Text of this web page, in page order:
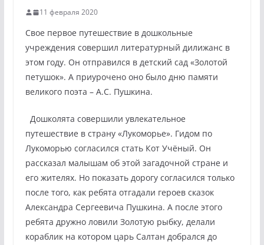
11 февраля 2020
Свое первое путешествие в дошкольные
учреждения совершил литературный дилижанс в
этом году. Он отправился в детский сад «Золотой
петушок». А приурочено оно было дню памяти
великого поэта – А.С. Пушкина.
Дошколята совершили увлекательное
путешествие в страну «Лукоморье». Гидом по
Лукоморью согласился стать Кот Учёный. Он
рассказал малышам об этой загадочной стране и
его жителях. Но показать дорогу согласился только
после того, как ребята отгадали героев сказок
Александра Сергеевича Пушкина. А после этого
ребята дружно ловили Золотую рыбку, делали
кораблик на котором царь Салтан добрался до